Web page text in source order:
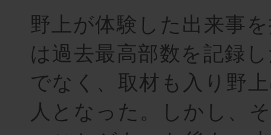
野上が体験した出来事
は過去最高部数を記録
でなく、取材も入り野
人となった。しかし、